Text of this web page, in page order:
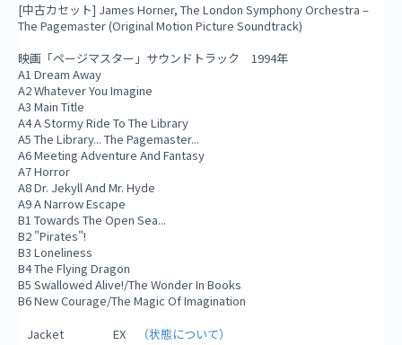
[中古カセット] James Horner, The London Symphony Orchestra –
The Pagemaster (Original Motion Picture Soundtrack)
映画「ページマスター」サウンドトラック 1994年
A1 Dream Away
A2 Whatever You Imagine
A3 Main Title
A4 A Stormy Ride To The Library
A5 The Library... The Pagemaster...
A6 Meeting Adventure And Fantasy
A7 Horror
A8 Dr. Jekyll And Mr. Hyde
A9 A Narrow Escape
B1 Towards The Open Sea...
B2 "Pirates"!
B3 Loneliness
B4 The Flying Dragon
B5 Swallowed Alive!/The Wonder In Books
B6 New Courage/The Magic Of Imagination
Jacket
EX （状態について）